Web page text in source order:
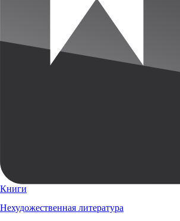
Книги
Нехудожественная литература